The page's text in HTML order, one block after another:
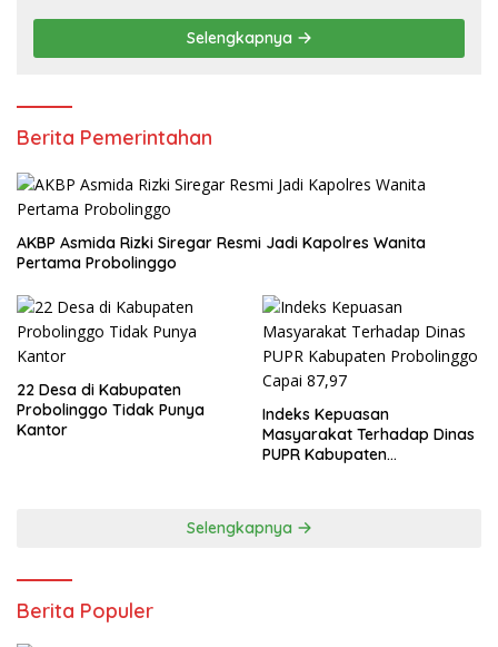
Selengkapnya
Berita Pemerintahan
AKBP Asmida Rizki Siregar Resmi Jadi Kapolres Wanita
Pertama Probolinggo
22 Desa di Kabupaten
Probolinggo Tidak Punya
Kantor
Indeks Kepuasan
Masyarakat Terhadap Dinas
PUPR Kabupaten
Selengkapnya
Berita Populer